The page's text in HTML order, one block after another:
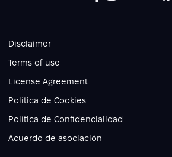
Disclaimer
Terms of use
License Agreement
Política de Cookies
Política de Confidencialidad
Acuerdo de asociación